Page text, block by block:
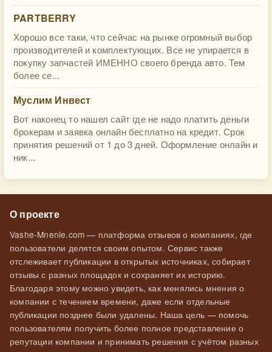
PARTBERRY
Хорошо все таки, что сейчас на рынке огромный выбор
производителей и комплектующих. Все не упирается в
покупку запчастей ИМЕННО своего бренда авто. Тем
более се...
Муслим Инвест
Вот наконец то нашел сайт где не надо платить деньги
брокерам и заявка онлайн бесплатно на кредит. Срок
принятия решений от 1 до 3 дней. Оформление онлайн и
ник...
О проекте
Vashe-Mnenie.com — платформа отзывов о компаниях, где
пользователи делятся своим опытом. Сервис также
отслеживает публикации в открытых источниках, собирает
отзывы с разных площадок и сохраняет их историю.
Благодаря этому можно увидеть, как менялись мнения о
компании с течением времени, даже если отдельные
публикации позднее были удалены. Наша цель — помочь
пользователям получить более полное представление о
репутации компании и принимать решения с учётом разных